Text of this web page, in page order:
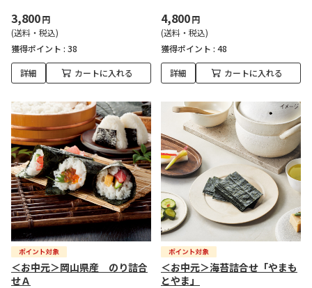
3,800円
(送料・税込)
獲得ポイント : 38
詳細 カートに入れる
4,800円
(送料・税込)
獲得ポイント : 48
詳細 カートに入れる
＜お中元＞岡山県産 のり詰合
せＡ
＜お中元＞海苔詰合せ「やまも
とやま」